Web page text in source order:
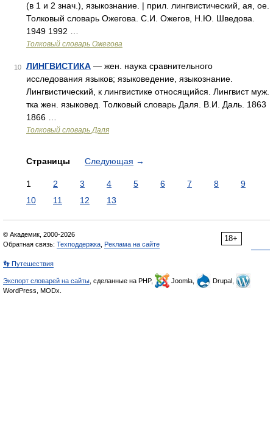
(в 1 и 2 знач.), языкознание. | прил. лингвистический, ая, ое.
Толковый словарь Ожегова. С.И. Ожегов, Н.Ю. Шведова.
1949 1992 …
Толковый словарь Ожегова
10 ЛИНГВИСТИКА — жен. наука сравнительного
исследования языков; языковедение, языкознание.
Лингвистический, к лингвистике относящийся. Лингвист муж.
тка жен. языковед. Толковый словарь Даля. В.И. Даль. 1863
1866 …
Толковый словарь Даля
Страницы Следующая →
1 2 3 4 5 6 7 8
9
10
11 12 13
18+
© Академик, 2000-2026
Обратная связь: Техподдержка Реклама на сайте
👣 Путешествия
Экспорт словарей на сайты , сделанные на PHP, Joomla,
Drupal,
WordPress, MODx.